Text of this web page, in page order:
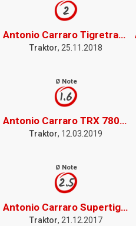
2
Antonio Carraro Tigretrac 7700
Traktor, 25.11.2018
Ø Note
1.6
Antonio Carraro TRX 7800S
Traktor, 12.03.2019
Ø Note
2.5
Antonio Carraro Supertigre 5500
Traktor, 21.12.2017